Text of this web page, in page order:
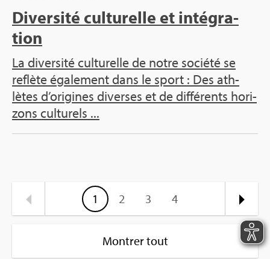
Diver­sité cultu­relle et inté­gra­
tion
La diver­sité cultu­relle de notre société se
reflète éga­le­ment dans le sport : Des ath­
lètes d’ori­gines diverses et de dif­fé­rents hori­
zons cultu­rels ...
1 2 3 4
Montrer tout